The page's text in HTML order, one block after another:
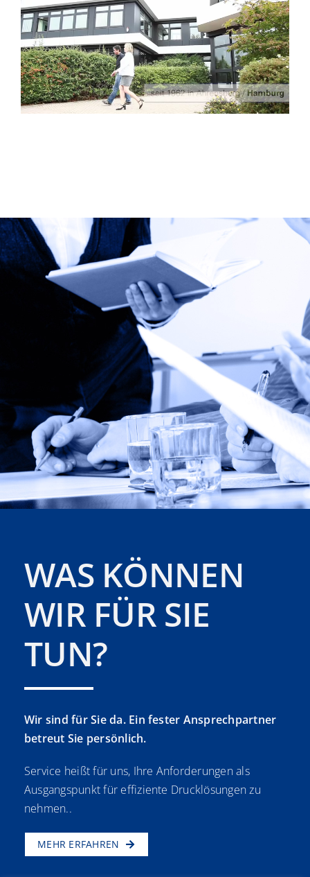
WAS KÖNNEN
WIR FÜR SIE
TUN?
Wir sind für Sie da. Ein fester Ansprechpartner
betreut Sie persönlich.
Service heißt für uns, Ihre Anforderungen als
Ausgangspunkt für effiziente Drucklösungen zu
nehmen..
MEHR ERFAHREN